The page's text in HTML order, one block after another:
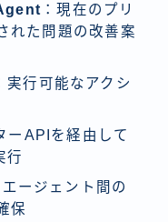
：現在のプリ
れた問題の改善案
実行可能なアクシ
ーAPIを経由して
行
エージェント間の
保